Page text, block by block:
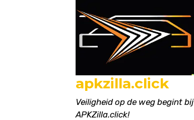
apkzilla.click
Veiligheid op de weg begint bij
APKZilla.click!